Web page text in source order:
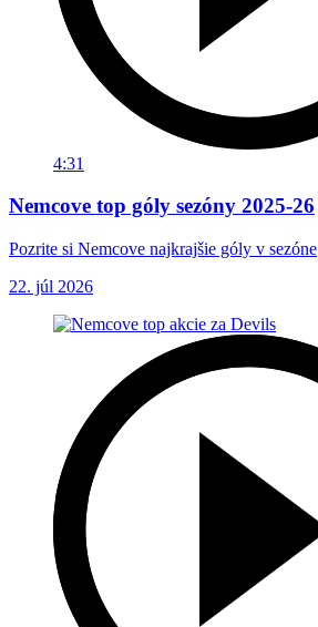
4:31
Nemcove top góly sezóny 2025-26
Pozrite si Nemcove najkrajšie góly v sezóne
22. júl 2026